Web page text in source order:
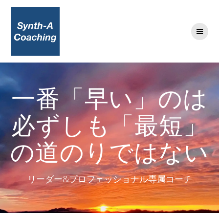
プ
一番「早い」のは
必ずしも「最短」
の道のりではない
リーダー&プロフェッショナル専属コーチ